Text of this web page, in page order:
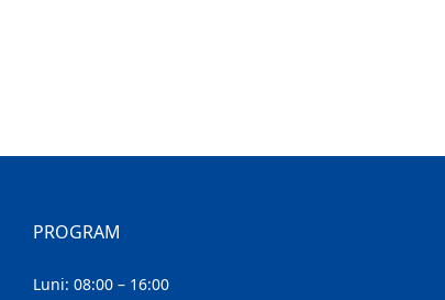
PROGRAM
Luni: 08:00 – 16:00